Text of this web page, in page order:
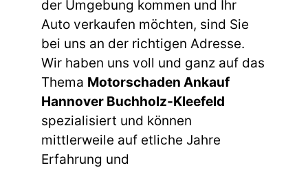
der Umgebung kommen und Ihr
Auto verkaufen möchten, sind Sie
bei uns an der richtigen Adresse.
Wir haben uns voll und ganz auf das
Thema Motorschaden Ankauf
Hannover Buchholz-Kleefeld
spezialisiert und können
mittlerweile auf etliche Jahre
Erfahrung und